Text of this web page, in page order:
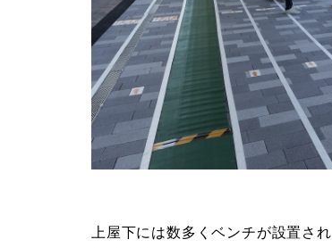
上屋下には数多くベンチが設置さ